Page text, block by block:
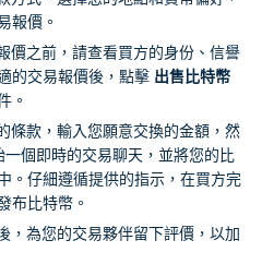
報價。
價之前，請查看買方的身份、信譽
的交易報價後，點擊 出售比特幣
。
條款，輸入您願意交換的金額，然
一個即時的交易聊天，並將您的比
。仔細遵循提供的指示，在買方完
布比特幣。
，為您的交易夥伴留下評價，以加